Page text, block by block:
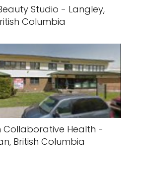
Studio - Langley,
Columbia
Collaborative Health -
British Columbia